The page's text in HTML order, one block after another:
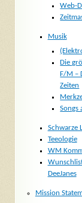
Web-
Musik
Die
F/M –
Zeiten
Songs
Schwarze
Teeologie
WM
DeeJanes
Mission